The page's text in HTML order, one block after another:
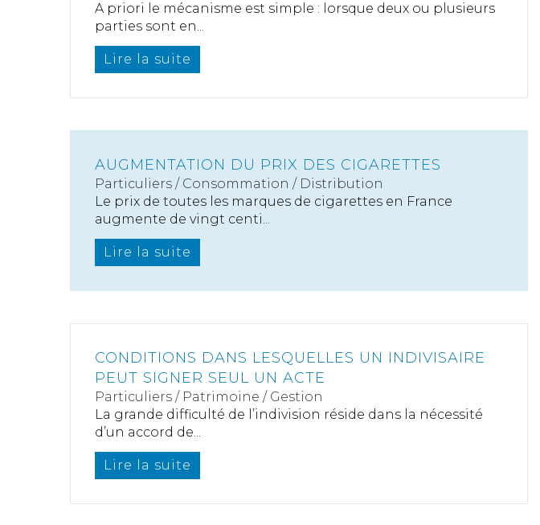
A priori le mécanisme est simple : lorsque deux ou plusieurs
parties sont en...
Lire la suite
AUGMENTATION DU PRIX DES CIGARETTES
Particuliers / Consommation / Distribution
Le prix de toutes les marques de cigarettes en France
augmente de vingt centi...
Lire la suite
CONDITIONS DANS LESQUELLES UN INDIVISAIRE
PEUT SIGNER SEUL UN ACTE
Particuliers / Patrimoine / Gestion
La grande difficulté de l’indivision réside dans la nécessité
d’un accord de...
Lire la suite